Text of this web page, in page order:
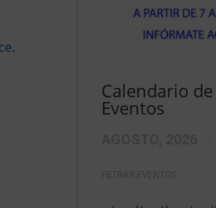
Calendario de
Eventos